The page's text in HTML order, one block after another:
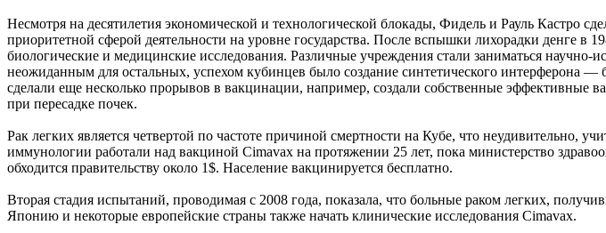
Несмотря на десятилетия экономической и технологической блокады, Фидель и Рауль Кастро
приоритетной сферой деятельности на уровне государства. После вспышки лихорадки денге в
биологические и медицинские исследования. Различные учреждения стали заниматься
неожиданным для остальных, успехом кубинцев было создание синтетического интерферона
сделали еще несколько прорывов в вакцинации, например, создали собственные эффективные
при пересадке почек.
Рак легких является четвертой по частоте причиной смертности на Кубе, что неудивительно,
иммунологии работали над вакциной Cimavax на протяжении 25 лет, пока министерство
обходится правительству около 1$. Население вакцинируется бесплатно.
Вторая стадия испытаний, проводимая с 2008 года, показала, что больные раком легких,
Японию и некоторые европейские страны также начать клинические исследования Cimavax.